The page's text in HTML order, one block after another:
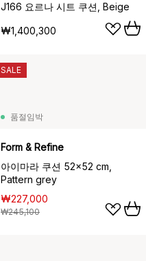
J166 요르나 시트 쿠션, Beige
₩1,400,300
품절임박
Form & Refine
아이마라 쿠션 52x52 cm,
Pattern grey
₩227,000
₩245,100
SALE